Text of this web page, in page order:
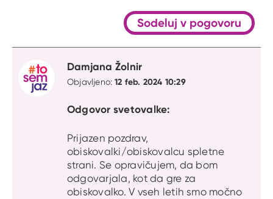
Sodeluj v pogovoru
Damjana Žolnir
Objavljeno:12 feb. 2024 10:29
Odgovor svetovalke:
Prijazen pozdrav,
obiskovalki/obiskovalcu spletne
strani. Se opravičujem, da bom
odgovarjala, kot da gre za
obiskovalko. V vseh letih smo močno